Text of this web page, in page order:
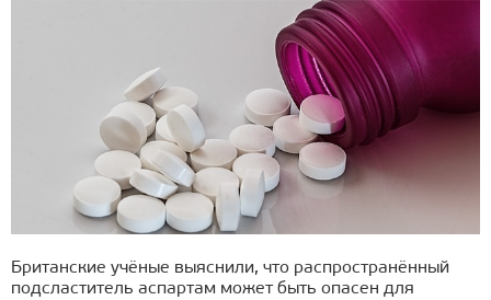
Британские учёные выяснили, что распространённый
подсластитель аспартам может быть опасен для